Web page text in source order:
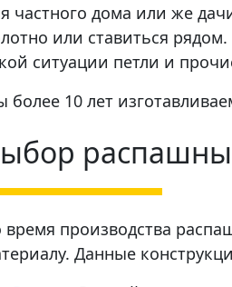
частного дома или же
или ставиться
ситуации петли и
более 10 лет
время производства
Данные